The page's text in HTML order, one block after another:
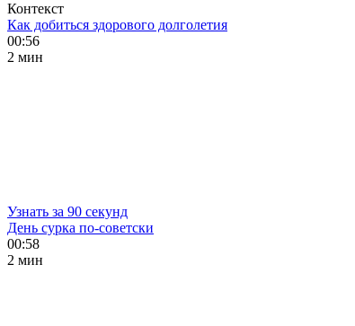
Контекст
Как добиться здорового долголетия
00:56
2 мин
Узнать за 90 секунд
День сурка по-советски
00:58
2 мин